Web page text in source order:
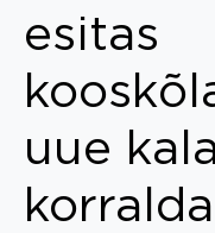
esitas
uue